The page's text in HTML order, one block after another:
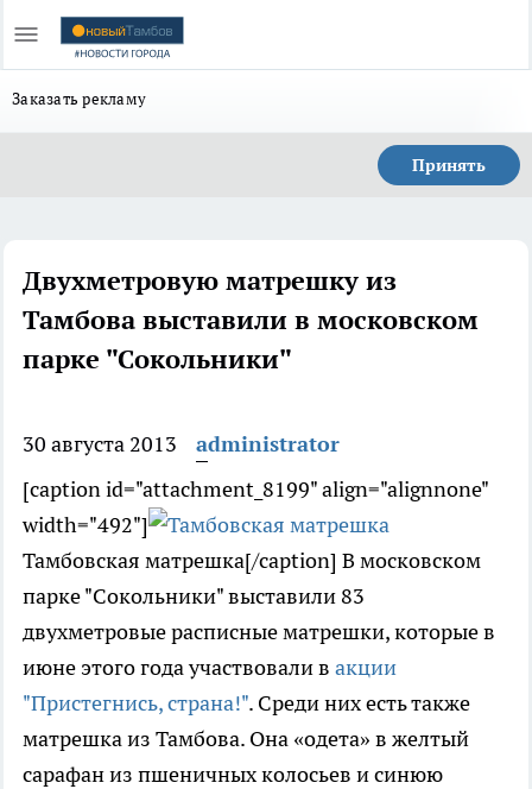
Заказать рекламу
Принять
Двухметровую матрешку из
Тамбова выставили в московском
парке "Сокольники"
30 августа 2013
administrator
[caption id="attachment_8199" align="alignnone"
width="492"]
Тамбовская матрешка[/caption] В московском
парке "Сокольники" выставили 83
двухметровые расписные матрешки, которые в
июне этого года участвовали в акции
"Пристегнись, страна!". Среди них есть также
матрешка из Тамбова. Она «одета» в желтый
сарафан из пшеничных колосьев и синюю